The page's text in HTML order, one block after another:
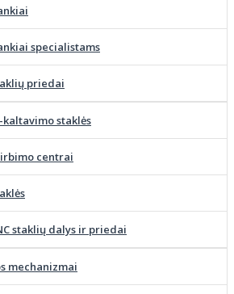
specialistams
priedai
kaltavimo staklės
centrai
staklių dalys ir priedai
mechanizmai